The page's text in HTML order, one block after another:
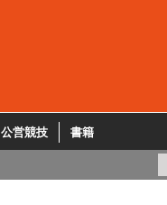
公営競技 書籍